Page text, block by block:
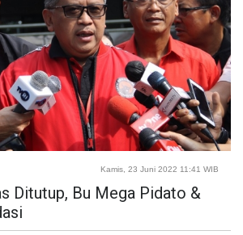
Kamis, 23 Juni 2022 11:41 WIB
Ditutup, Bu Mega Pidato &